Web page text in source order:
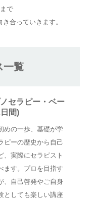
で
合っていきます。
一覧
セラピー・ベー
間)
めの一歩、基礎が学
ピーの歴史から自己
、実際にセラピスト
ます。プロを目指す
、自己啓発やご自身
としても楽しい講座